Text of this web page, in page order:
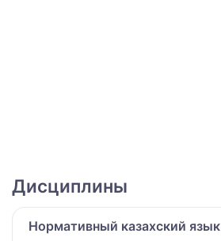
Дисциплины
Нормативный казахский язык